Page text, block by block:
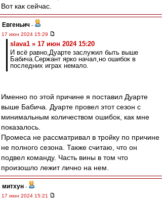
Вот как сейчас.
Евгеньич -
17 июн 2024 15:29
slava1 » 17 июн 2024 15:20
И всё равно,Дуарте заслужил быть выше
Бабича.Сержант ярко начал,но ошибок в
последних играх немало.
Именно по этой причине я поставил Дуарте
выше Бабича. Дуарте провел этот сезон с
минимальным количеством ошибок, как мне
показалось.
Промеса не рассматривал в тройку по причине
не полного сезона. Также считаю, что он
подвел команду. Часть вины в том что
произошло лежит лично на нем.
митхун -
17 июн 2024 15:21